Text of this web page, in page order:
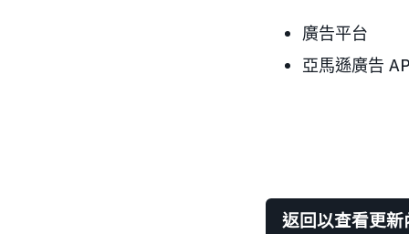
廣告平台
亞馬遜廣告
返回以查看更新